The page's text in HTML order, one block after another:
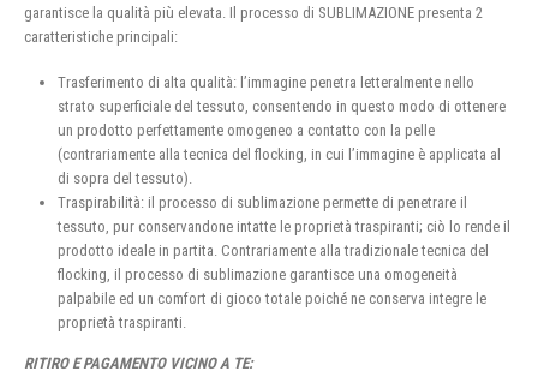
garantisce la qualità più elevata. Il processo di SUBLIMAZIONE presenta 2
caratteristiche principali:
Trasferimento di alta qualità: l’immagine penetra letteralmente nello
strato superficiale del tessuto, consentendo in questo modo di ottenere
un prodotto perfettamente omogeneo a contatto con la pelle
(contrariamente alla tecnica del flocking, in cui l’immagine è applicata al
di sopra del tessuto).
Traspirabilità: il processo di sublimazione permette di penetrare il
tessuto, pur conservandone intatte le proprietà traspiranti; ciò lo rende il
prodotto ideale in partita. Contrariamente alla tradizionale tecnica del
flocking, il processo di sublimazione garantisce una omogeneità
palpabile ed un comfort di gioco totale poiché ne conserva integre le
proprietà traspiranti.
RITIRO E PAGAMENTO VICINO A TE: